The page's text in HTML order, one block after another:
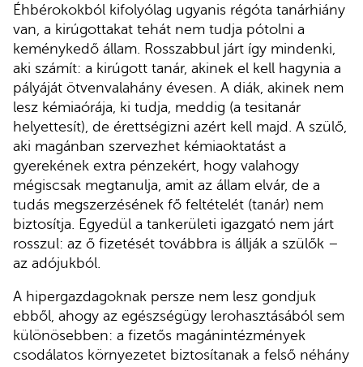
Éhbérokokból kifolyólag ugyanis régóta tanárhiány
van, a kirúgottakat tehát nem tudja pótolni a
keménykedő állam. Rosszabbul járt így mindenki,
aki számít: a kirúgott tanár, akinek el kell hagynia a
pályáját ötvenvalahány évesen. A diák, akinek nem
lesz kémiaórája, ki tudja, meddig (a tesitanár
helyettesít), de érettségizni azért kell majd. A szülő,
aki magánban szervezhet kémiaoktatást a
gyerekének extra pénzekért, hogy valahogy
mégiscsak megtanulja, amit az állam elvár, de a
tudás megszerzésének fő feltételét (tanár) nem
biztosítja. Egyedül a tankerületi igazgató nem járt
rosszul: az ő fizetését továbbra is állják a szülők –
az adójukból.
A hipergazdagoknak persze nem lesz gondjuk
ebből, ahogy az egészségügy lerohasztásából sem
különösebben: a fizetős magánintézmények
csodálatos környezetet biztosítanak a felső néhány